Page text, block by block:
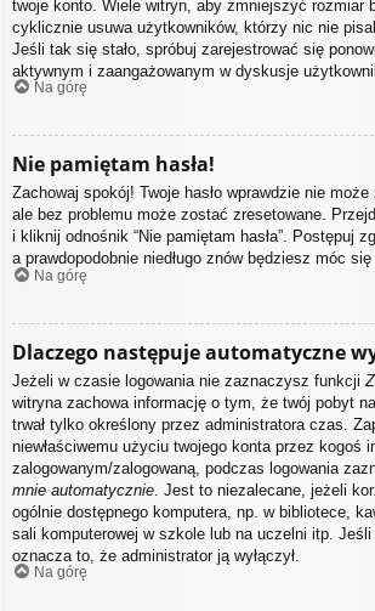
twoje konto. Wiele witryn, aby zmniejszyć rozmiar
cyklicznie usuwa użytkowników, którzy nic nie
Jeśli tak się stało, spróbuj zarejestrować się
aktywnym i zaangażowanym w dyskusje
Na górę
Nie pamiętam hasła!
Zachowaj spokój! Twoje hasło wprawdzie nie
ale bez problemu może zostać zresetowane.
i kliknij odnośnik “Nie pamiętam hasła”. Postępuj
a prawdopodobnie niedługo znów będziesz móc
Na górę
Dlaczego następuje automatyczne
Jeżeli w czasie logowania nie zaznaczysz funkcji
witryna zachowa informację o tym, że twój pobyt
trwał tylko określony przez administratora czas.
niewłaściwemu użyciu twojego konta przez kogoś
zalogowanym/zalogowaną, podczas logowania
mnie automatycznie . Jest to niezalecane, jeżeli
ogólnie dostępnego komputera, np. w bibliotece,
sali komputerowej w szkole lub na uczelni itp.
oznacza to, że administrator ją wyłączył.
Na górę